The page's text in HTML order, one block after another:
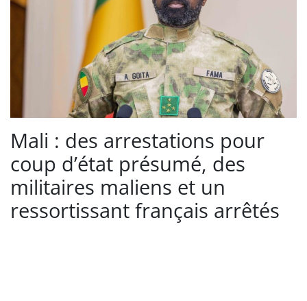
Mali : des arrestations pour
coup d’état présumé, des
militaires maliens et un
ressortissant français arrêtés